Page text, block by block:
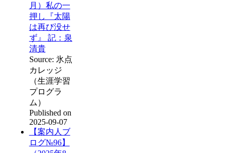
月）私の一
押し『太陽
は再び没せ
ず』 記：泉
清貴
Source: 氷点
カレッジ
（生涯学習
プログラ
ム）
Published on
2025-09-07
【案内人ブ
ログ№96】